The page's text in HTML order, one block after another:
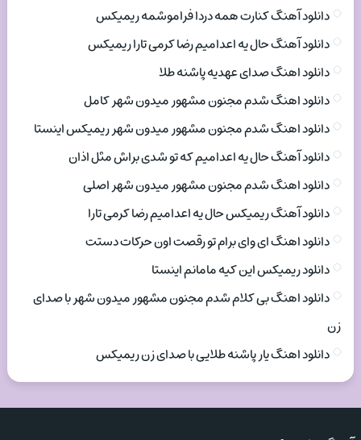
دانلود آهنگ کنارت همه دردا فراموشمه ریمیکس
دانلود آهنگ حال یه اعدامیم رضا کرمی تارا ریمیکس
دانلود اهنگ صدای عهدیه پاشنه طلا
دانلود اهنگ شدم مجنون مشهور میدون شهر کامل
دانلود اهنگ شدم مجنون مشهور میدون شهر ریمیکس اینستا
دانلود آهنگ حال یه اعدامیم که تو شدی براش مثل اذان
دانلود اهنگ شدم مجنون مشهور میدون شهر اصلی
دانلود آهنگ ریمیکس حال یه اعدامیم رضا کرمی تارا
دانلود اهنگ ای وای برام تو رقصت اون حرکات دستت
دانلود ریمیکس این کیه مامانم اینستا
دانلود اهنگ بی کلام شدم مجنون مشهور میدون شهر با صدای
زن
دانلود اهنگ یار پاشنه طلایی با صدای زن ریمیکس